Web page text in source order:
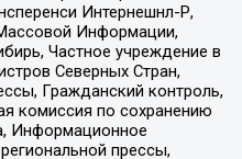
Интернешнл-Р,
Информации,
Частное учреждение в
Северных Стран,
Гражданский контроль,
комиссия по сохранению
Информационное
прессы,